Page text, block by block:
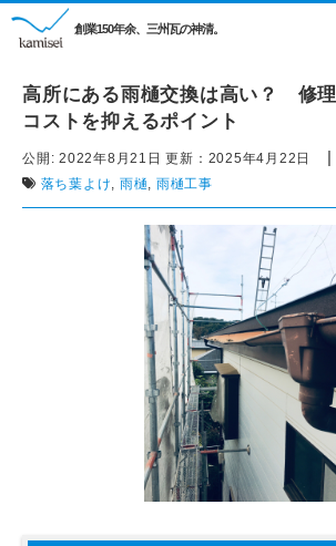
創業150年余、三州瓦の神清。
高所にある雨樋交換は高い？ 修
コストを抑えるポイント
公開: 2022年8月21日 更新： 2025年4月22日 |
落ち葉よけ, 雨樋, 雨樋工事